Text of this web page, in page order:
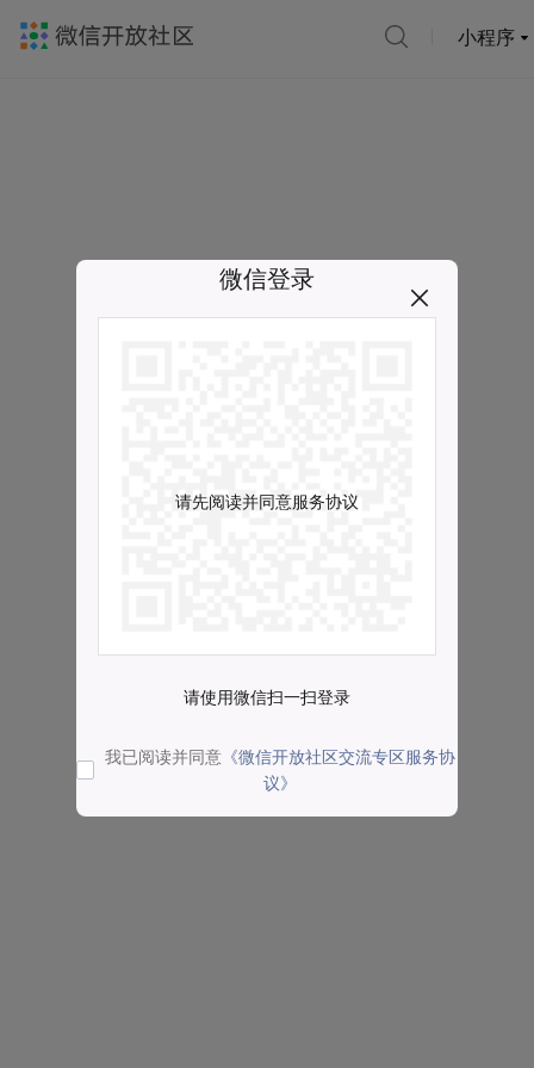
小程序
微信登录
请先阅读并同意服务协议
请使用微信扫一扫登录
我已阅读并同意 《微信开放社区交流专区服务协
议》